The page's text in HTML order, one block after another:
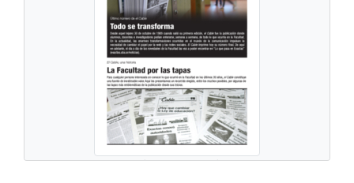
El Cable nº 0937(2019-03-27). Universidad